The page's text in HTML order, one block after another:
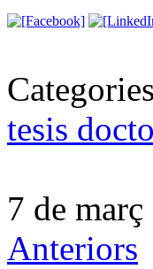
tesis
7 de
Anteriors